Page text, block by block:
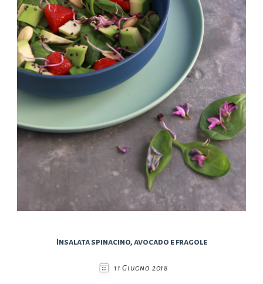
Insalata spinacino, avocado e fragole
11 Giugno 2018